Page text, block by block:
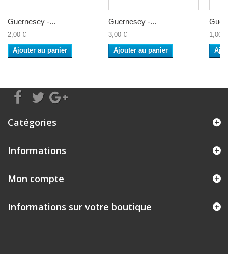
Guernesey -...
2,00 €
Ajouter au panier
Guernesey -...
3,00 €
Ajouter au panier
1,00 €
Catégories
Informations
Mon compte
Informations sur votre boutique